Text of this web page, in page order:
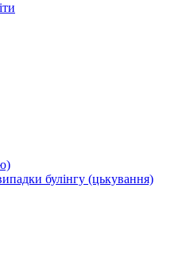
булінгу (цькування)